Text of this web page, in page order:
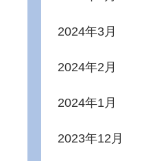
2024年3月
2024年2月
2024年1月
2023年12月